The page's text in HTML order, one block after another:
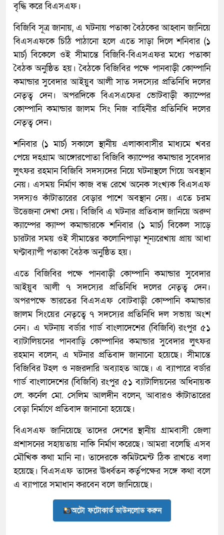
বৃদ্ধি করে বিএসএফ।
বিজিবি সূত্র জানায়, এ ঘটনায় পতাকা বৈঠকের আহ্বান জানিয়ে
বিএসএফকে চিঠি পাঠানো হলে এতে সাড়া দিলে শনিবার (১
মার্চ) বিকেলে ওই সীমান্তে বিজিবি-বিএসএফর মধ্যে পতাকা
বৈঠক অনুষ্ঠিত হয়। বৈঠকে বিজিবির পক্ষে পানবাড়ী কোম্পানি
কমান্ডার সুবেদার আইয়ুব আলী সাত সদস্যের প্রতিনিধি দলের
নেতৃত্ব দেন। অপরদিকে বিএসএফের ভোটবাড়ী ক্যাম্পের
কোম্পানি কমান্ডার জালম সিং নিজ বাহিনীর প্রতিনিধি দলের
নেতৃত্ব দেন।
শনিবার (১ মার্চ) সকালে স্থানীয় এলাকাবাসীর মাধ্যমে খবর
পেয়ে দহগ্রাম আঙ্গোরপোতা বিজিবি ক্যাম্পের কমান্ডার সুবেদার
লুৎফর রহমান বিজিবি সদস্যদের নিয়ে ঘটনাস্থলে গিয়ে অবস্থান
নেয়। এসময় নির্মাণ কাজ বন্ধ রেখে অনেক সংখ্যক বিএসএফ
সদস্যও কাঁটাতারের বেড়ার পাশে অবস্থান নেয়। এতে চরম
উত্তেজনা দেখা দেয়। বিজিবি এ ঘটনার প্রতিবাদ জানিয়ে অরুণ
ক্যাম্পের ক্যাম্প কমান্ডারকে শনিবার (১ মার্চ) বিকেল সাড়ে
চারটার সময় ওই সীমান্তের কলোনিপাড়া শূন্যরেখায় প্রায় আধা
ঘণ্টাব্যাপী পতাকা বৈঠক অনুষ্ঠিত হয়।
এতে বিজিবির পক্ষে পানবাড়ী কোম্পানি কমান্ডার সুবেদার
আইয়ুব আলী ৭ সদস্যের প্রতিনিধি দলের নেতৃত্ব দেন।
অপরপক্ষে ভারতের বিএসএফ বোটবাড়ী কোম্পানি কমান্ডার
জালম সিংয়ের নেতৃত্বে ৭ সদস্যের প্রতিনিধি দল সভায় অংশ
নেন। এ ঘটনায় বর্ডার গার্ড বাংলাদেশের (বিজিবি) রংপুর ৫১
ব্যাটালিয়নের পানবাড়ি কোম্পানির কমান্ডার সুবেদার লুৎফর
রহমান বলেন, এ ঘটনার প্রতিবাদ জানানো হয়েছে। সীমান্তে
বিজিবির টহল ও নজরদারি অব্যাহত আছে। এ ব্যাপারে বর্ডার
গার্ড বাংলাদেশের (বিজিবি) রংপুর ৫১ ব্যাটালিয়নের অধিনায়ক
লে. কর্নেল মো. সেলিম আলদীন বলেন, আবারও কাঁটাতারের
বেড়া নির্মাণে প্রতিবাদ জানানো হয়েছে।
বিএসএফ জানিয়েছে তাদের দেশের স্থানীয় গ্রামবাসী জেলা
প্রশাসনের সহায়তায় নাকি নির্মাণ করেছে। আমরা বলেছি এসব
মৌখিক কথা মানি না। তাদেরকে কমিটমেন্ট ঠিক রাখতে বলা
হয়েছে। বিএসএফ তাদের ঊর্ধ্বতন কর্তৃপক্ষের সঙ্গে কথা বলে
এ ব্যাপারে সমাধান করবেন বলে জানিয়েছে।
অটো ফটোকার্ড ডাউনলোড করুন